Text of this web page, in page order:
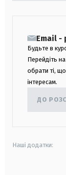
Email -
Будьте в
Перейдіть
обрати ті,
інтересам.
ДО
Наші додатки: